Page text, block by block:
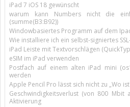
iPad 7 iOS 18 gewünscht
warum kann Numbers nicht die
(summe(B3:B92))
Windowbasiertes Programm auf dem
Wie installiere ich ein selbst-signiertes
iPad Leiste mit Textvorschlägen
eSIM im iPad verwenden
Postfach auf einem alten iPad mini
werden
Apple Pencil Pro lässt sich nicht zu „Wo
Geschwindigkeitsverlust (von 800 Mbit
Aktivierung